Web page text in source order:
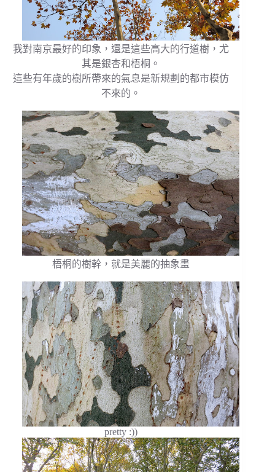
我對南京最好的印象，還是這些高大的行道樹，尤
其是銀杏和梧桐。
這些有年歲的樹所帶來的氣息是新規劃的都市模仿
不來的。
梧桐的樹幹，就是美麗的抽象畫
pretty :))